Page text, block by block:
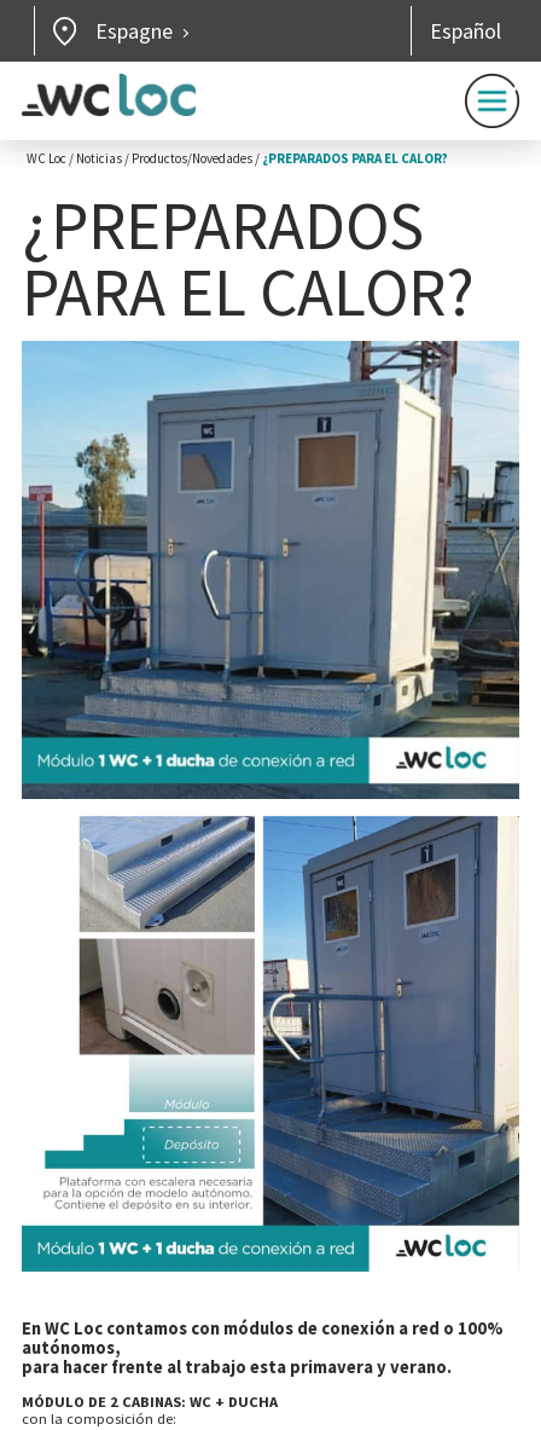
Espagne Español
WC Loc / Noticias / Productos/Novedades / ¿PREPARADOS PARA EL CALOR?
¿PREPARADOS
PARA EL CALOR?
En WC Loc contamos con módulos de conexión a red o 100%
autónomos,
para hacer frente al trabajo esta primavera y verano.
MÓDULO DE 2 CABINAS: WC + DUCHA
con la composición de: